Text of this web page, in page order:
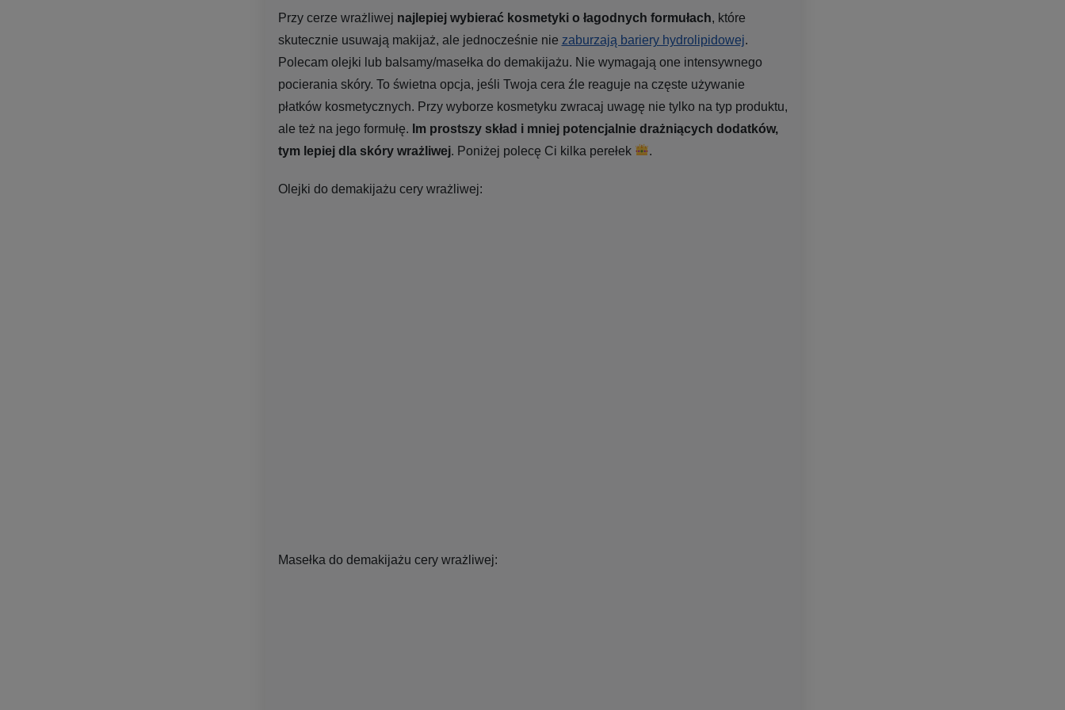
Przy cerze wrażliwej najlepiej wybierać kosmetyki o łagodnych formułach, które
skutecznie usuwają makijaż, ale jednocześnie nie zaburzają bariery hydrolipidowej.
Polecam olejki lub balsamy/masełka do demakijażu. Nie wymagają one intensywnego
pocierania skóry. To świetna opcja, jeśli Twoja cera źle reaguje na częste używanie
płatków kosmetycznych. Przy wyborze kosmetyku zwracaj uwagę nie tylko na typ produktu,
ale też na jego formułę. Im prostszy skład i mniej potencjalnie drażniących dodatków,
tym lepiej dla skóry wrażliwej. Poniżej polecę Ci kilka perełek .
Olejki do demakijażu cery wrażliwej:
Masełka do demakijażu cery wrażliwej: